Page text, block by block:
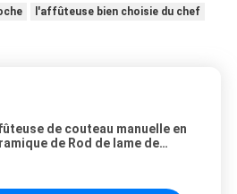
l'affûteuse bien choisie du chef
de couteau manuelle en
de Rod de lame de